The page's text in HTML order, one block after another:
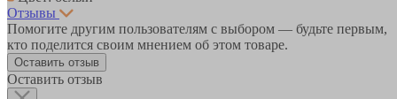
Отзывы
Помогите другим пользователям с выбором — будьте первым,
кто поделится своим мнением об этом товаре.
Оставить отзыв
Оставить отзыв